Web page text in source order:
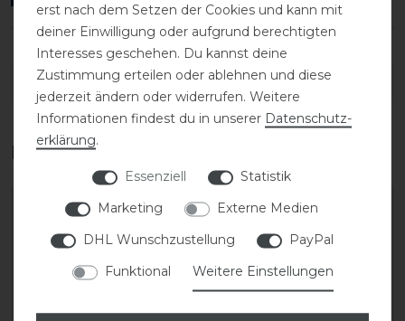
DETAILS ZUR PRODUKTSICHERHEIT
Das perfekte Zubehör für dich
-20%
erst nach dem Setzen der Cookies und kann mit
deiner Einwilligung oder aufgrund berechtigten
Interesses geschehen. Du kannst deine
Zustimmung erteilen oder ablehnen und diese
jederzeit ändern oder widerrufen. Weitere
Informationen findest du in unserer Daten­schutz­
erklärung.
Essenziell
Statistik
Marketing
Externe Medien
DHL Wunschzustellung
PayPal
Funktional
Weitere Einstellungen